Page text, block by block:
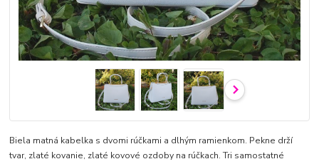
Biela matná kabelka s dvomi rúčkami a dlhým ramienkom. Pekne drží
tvar, zlaté kovanie, zlaté kovové ozdoby na rúčkach. Tri samostatné